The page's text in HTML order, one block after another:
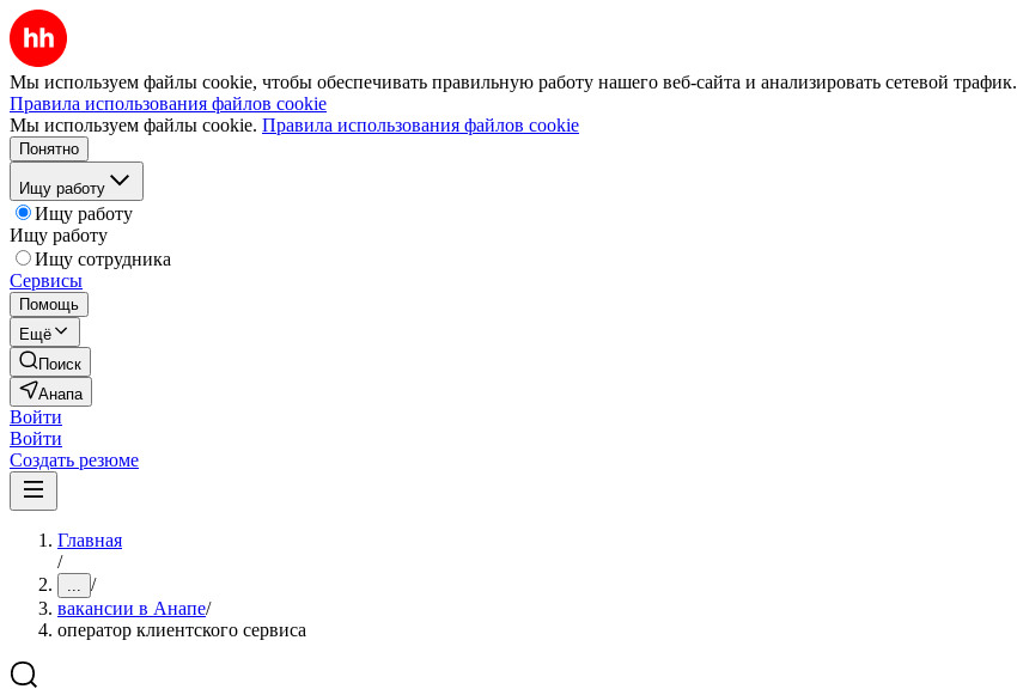
Мы используем файлы cookie, чтобы обеспечивать правильную работу нашего веб-сайта и анализировать сетевой трафик.
Правила использования файлов cookie
Мы используем файлы cookie. Правила использования файлов cookie
Понятно
Ищу работу
Ищу работу
Ищу работу
Ищу сотрудника
Сервисы
Помощь
Ещё
Поиск
Анапа
Войти
Войти
Создать резюме
Главная
/
... /
вакансии в Анапе/
оператор клиентского сервиса